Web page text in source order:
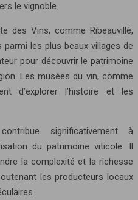
le vignoble.
des Vins, comme Ribeauvillé,
parmi les plus beaux villages de
pour découvrir le patrimoine
Les musées du vin, comme
d’explorer l’histoire et les
significativement à
du patrimoine viticole. Il
la complexité et la richesse
les producteurs locaux